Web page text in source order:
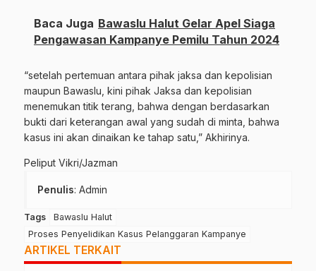
Baca Juga Bawaslu Halut Gelar Apel Siaga
Pengawasan Kampanye Pemilu Tahun 2024
“setelah pertemuan antara pihak jaksa dan kepolisian
maupun Bawaslu, kini pihak Jaksa dan kepolisian
menemukan titik terang, bahwa dengan berdasarkan
bukti dari keterangan awal yang sudah di minta, bahwa
kasus ini akan dinaikan ke tahap satu,” Akhirinya.
Peliput Vikri/Jazman
Penulis: Admin
Tags
Bawaslu Halut
Proses Penyelidikan Kasus Pelanggaran Kampanye
ARTIKEL TERKAIT